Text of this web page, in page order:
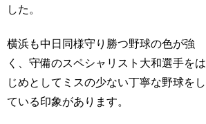
した。
横浜も中日同様守り勝つ野球の色が強
く、守備のスペシャリスト大和選手をは
じめとしてミスの少ない丁寧な野球をし
ている印象があります。